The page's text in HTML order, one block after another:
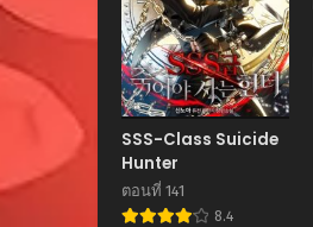
ตอนที่ 86
ตุลาคม 8, 2025
ตอนที่ 85
ตอนที่ 84
กันยายน 24, 2025
SSS-Class Suicide
Hunter
ตอนที่ 141
8.4